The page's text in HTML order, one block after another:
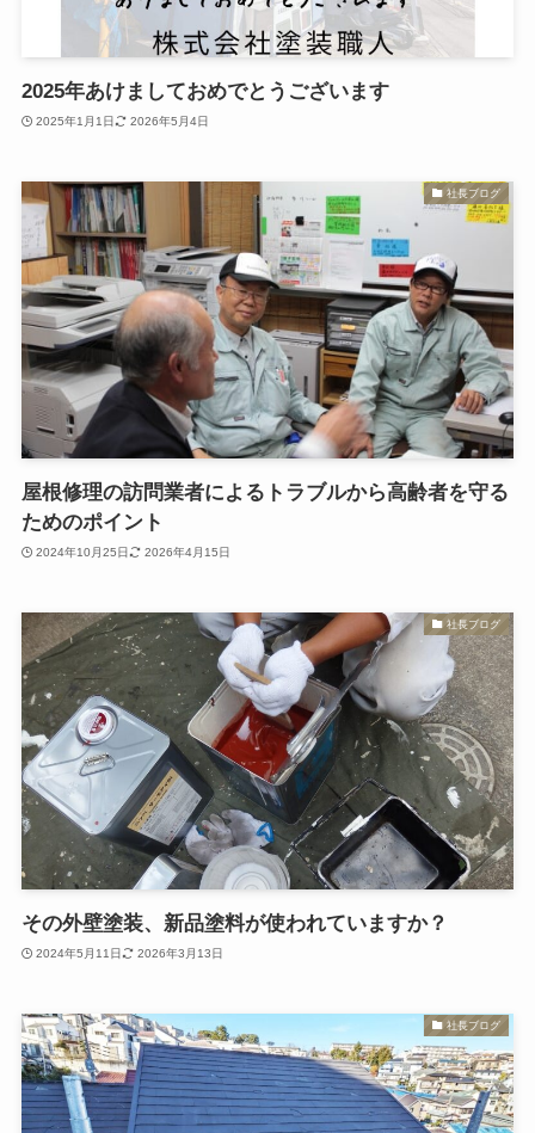
2025年あけましておめでとうございます
2025年1月1日 2026年5月4日
社長ブログ
屋根修理の訪問業者によるトラブルから高齢者を守る
ためのポイント
2024年10月25日 2026年4月15日
社長ブログ
その外壁塗装、新品塗料が使われていますか？
2024年5月11日 2026年3月13日
社長ブログ